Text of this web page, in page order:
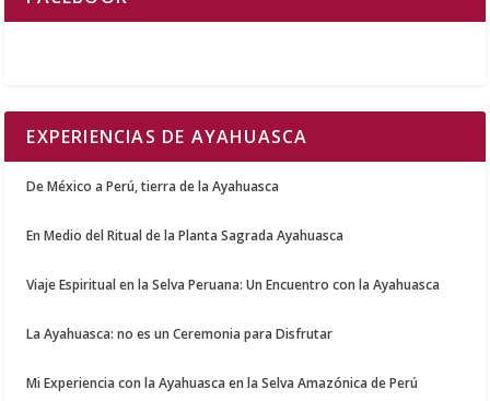
EXPERIENCIAS DE AYAHUASCA
De México a Perú, tierra de la Ayahuasca
En Medio del Ritual de la Planta Sagrada Ayahuasca
Viaje Espiritual en la Selva Peruana: Un Encuentro con la Ayahuasca
La Ayahuasca: no es un Ceremonia para Disfrutar
Mi Experiencia con la Ayahuasca en la Selva Amazónica de Perú